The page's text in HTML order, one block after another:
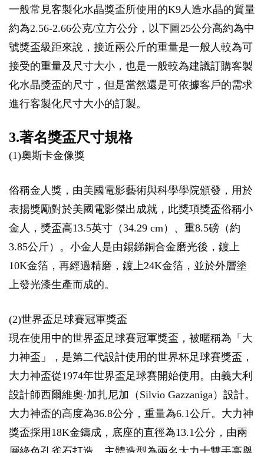
一般常見客製化水晶獎盃所使用的K9人造水晶的質量
約為2.56-2.66公克/立方公分，以下圖25公分高約為中
號獎盃級距來說，接近兩公斤的重量是一般人較為可
接受的重量及尺寸大小，也是一般較為建議訂購客製
化水晶獎盃的尺寸，但是當然還是可依據客戶的需求
進行客製化尺寸大小的訂製。
3.著名獎盃尺寸規格
(1)奧斯卡金像獎
俗稱金人獎，由美國電影藝術與科學學院頒發，用於
表揚獎勵對於美國電影傑出成就，此獎項獎盃俗稱小
金人，獎盃高13.5英寸（34.29 cm）、重8.5磅（約
3.85公斤）。小金人是由錫銻銅合金磨光後，鍍上
10K金箔，再經過精磨，鍍上24K金箔，並於外層塗
上發光漆生產而成的。
(2)世界盃足球賽冠軍獎盃
現在使用中的世界盃足球賽冠軍獎盃，被暱稱為「大
力神盃」，是第二代設計使用的世界杯足球賽獎盃，
大力神盃從1974年世界盃足球賽開始使用。由義大利
設計師西爾維奧·加扎尼加（Silvio Gazzaniga）設計。
大力神盃的高度為36.8公分，重量為6.1公斤。大力神
獎盃採用18K金鑄成，底座的直徑為13.1公分，由兩